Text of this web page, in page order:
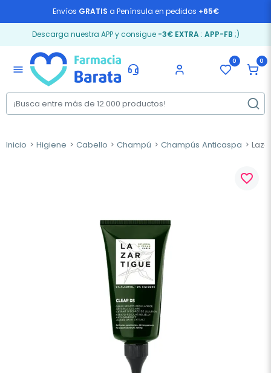
Envíos GRATIS a Península en pedidos +65€
Descarga nuestra APP y consigue -3€ EXTRA: APP-FB ;)
menu
0 0
Inicio Higiene Cabello Champú Champús Anticaspa
favorite_border